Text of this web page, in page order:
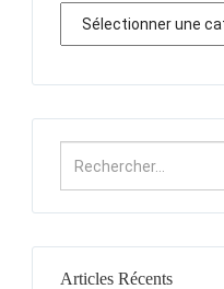
Articles Récents